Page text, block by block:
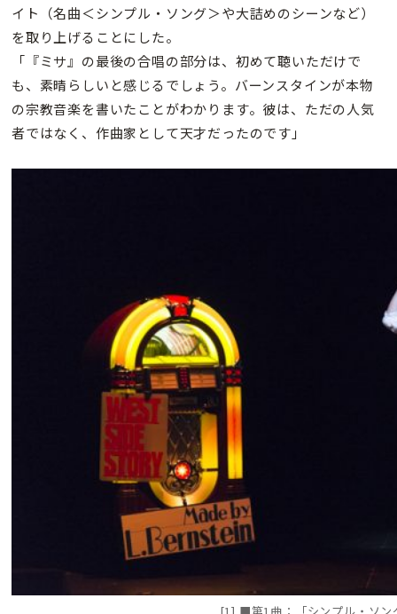
イト（名曲＜シンプル・ソング＞や大詰めのシーンなど）
を取り上げることにした。
「『ミサ』の最後の合唱の部分は、初めて聴いただけで
も、素晴らしいと感じるでしょう。バーンスタインが本物
の宗教音楽を書いたことがわかります。彼は、ただの人気
者ではなく、作曲家として天才だったのです」